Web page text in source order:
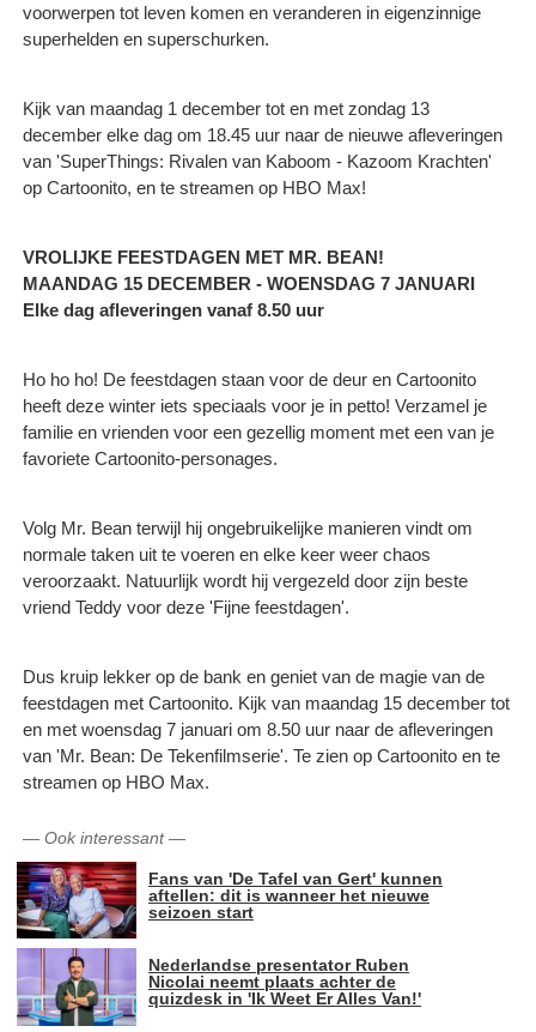
voorwerpen tot leven komen en veranderen in eigenzinnige
superhelden en superschurken.
Kijk van maandag 1 december tot en met zondag 13
december elke dag om 18.45 uur naar de nieuwe afleveringen
van 'SuperThings: Rivalen van Kaboom - Kazoom Krachten'
op Cartoonito, en te streamen op HBO Max!
VROLIJKE FEESTDAGEN MET MR. BEAN!
MAANDAG 15 DECEMBER - WOENSDAG 7 JANUARI
Elke dag afleveringen vanaf 8.50 uur
Ho ho ho! De feestdagen staan voor de deur en Cartoonito
heeft deze winter iets speciaals voor je in petto! Verzamel je
familie en vrienden voor een gezellig moment met een van je
favoriete Cartoonito-personages.
Volg Mr. Bean terwijl hij ongebruikelijke manieren vindt om
normale taken uit te voeren en elke keer weer chaos
veroorzaakt. Natuurlijk wordt hij vergezeld door zijn beste
vriend Teddy voor deze 'Fijne feestdagen'.
Dus kruip lekker op de bank en geniet van de magie van de
feestdagen met Cartoonito. Kijk van maandag 15 december tot
en met woensdag 7 januari om 8.50 uur naar de afleveringen
van 'Mr. Bean: De Tekenfilmserie'. Te zien op Cartoonito en te
streamen op HBO Max.
— Ook interessant—
Fans van 'De Tafel van Gert' kunnen
aftellen: dit is wanneer het nieuwe
seizoen start
Nederlandse presentator Ruben
Nicolai neemt plaats achter de
quizdesk in 'Ik Weet Er Alles Van!'